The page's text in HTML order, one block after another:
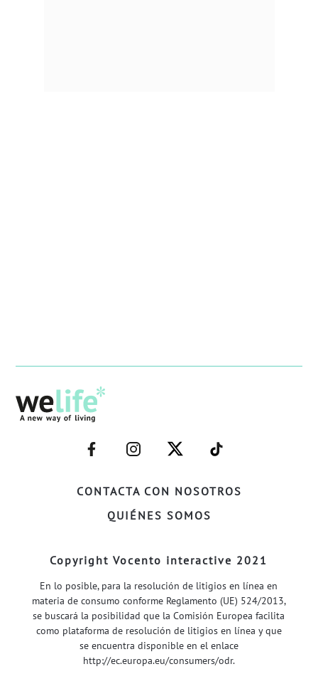
CONTACTA CON NOSOTROS
QUIÉNES SOMOS
–
FACEBOOK–
–
INSTAGRAM–
–
TWITTER–
–
WELIFE–
Copyright Vocento interactive 2021
En lo posible, para la resolución de litigios en línea en
materia de consumo conforme Reglamento (UE) 524/2013,
se buscará la posibilidad que la Comisión Europea facilita
como plataforma de resolución de litigios en línea y que
se encuentra disponible en el enlace
http://ec.europa.eu/consumers/odr.